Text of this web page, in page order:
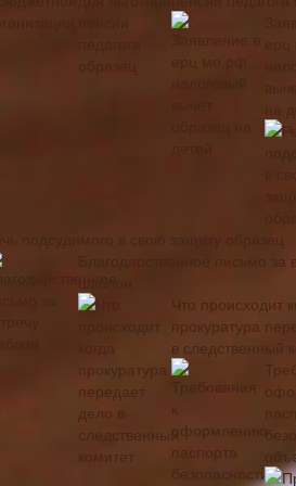
на
подсудимого в свою защиту образец
Благодарственное письмо за
шаблон
Что происходит
прокуратура
в следственный